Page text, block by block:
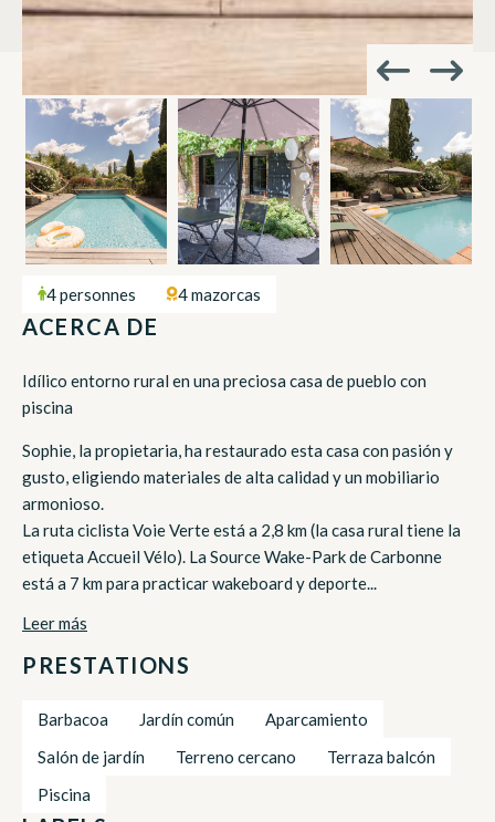
4 personnes 4 mazorcas
ACERCA DE
Idílico entorno rural en una preciosa casa de pueblo con
piscina
Sophie, la propietaria, ha restaurado esta casa con pasión y
gusto, eligiendo materiales de alta calidad y un mobiliario
armonioso.
La ruta ciclista Voie Verte está a 2,8 km (la casa rural tiene la
etiqueta Accueil Vélo). La Source Wake-Park de Carbonne
está a 7 km para practicar wakeboard y deporte...
Leer más
PRESTATIONS
Barbacoa Jardín común
Aparcamiento
Salón de jardín
Terreno cercano
Terraza balcón
Piscina